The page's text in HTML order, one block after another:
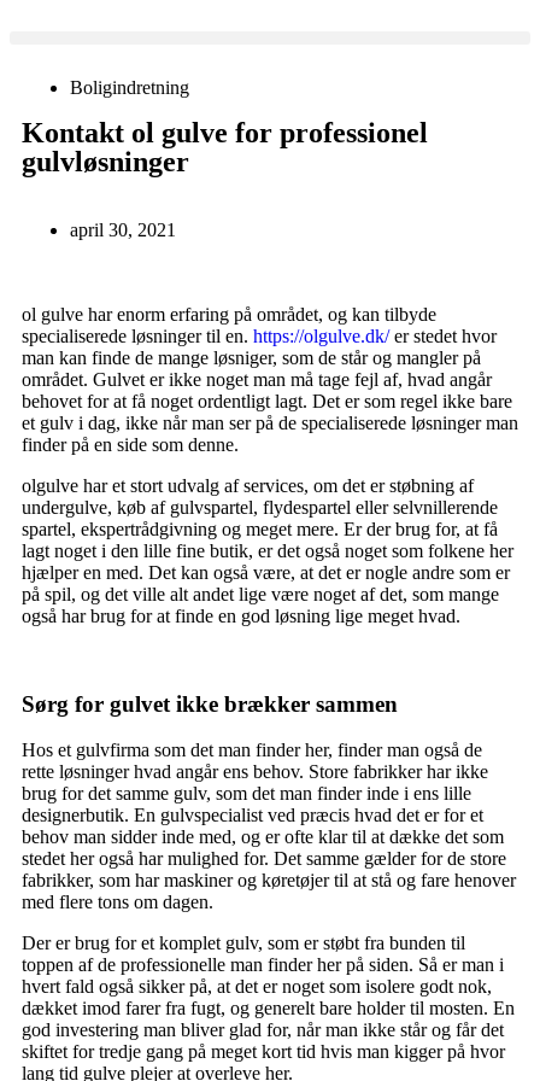
Boligindretning
Kontakt ol gulve for professionel
gulvløsninger
april 30, 2021
ol gulve har enorm erfaring på området, og kan tilbyde
specialiserede løsninger til en. https://olgulve.dk/er stedet hvor
man kan finde de mange løsniger, som de står og mangler på
området. Gulvet er ikke noget man må tage fejl af, hvad angår
behovet for at få noget ordentligt lagt. Det er som regel ikke bare
et gulv i dag, ikke når man ser på de specialiserede løsninger man
finder på en side som denne.
olgulve har et stort udvalg af services, om det er støbning af
undergulve, køb af gulvspartel, flydespartel eller selvnillerende
spartel, ekspertrådgivning og meget mere. Er der brug for, at få
lagt noget i den lille fine butik, er det også noget som folkene her
hjælper en med. Det kan også være, at det er nogle andre som er
på spil, og det ville alt andet lige være noget af det, som mange
også har brug for at finde en god løsning lige meget hvad.
Sørg for gulvet ikke brækker sammen
Hos et gulvfirma som det man finder her, finder man også de
rette løsninger hvad angår ens behov. Store fabrikker har ikke
brug for det samme gulv, som det man finder inde i ens lille
designerbutik. En gulvspecialist ved præcis hvad det er for et
behov man sidder inde med, og er ofte klar til at dække det som
stedet her også har mulighed for. Det samme gælder for de store
fabrikker, som har maskiner og køretøjer til at stå og fare henover
med flere tons om dagen.
Der er brug for et komplet gulv, som er støbt fra bunden til
toppen af de professionelle man finder her på siden. Så er man i
hvert fald også sikker på, at det er noget som isolere godt nok,
dækket imod farer fra fugt, og generelt bare holder til mosten. En
god investering man bliver glad for, når man ikke står og får det
skiftet for tredje gang på meget kort tid hvis man kigger på hvor
lang tid gulve plejer at overleve her.